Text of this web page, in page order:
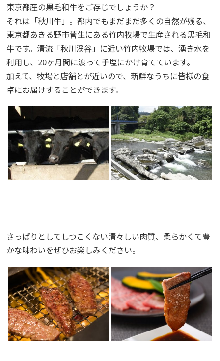
東京都産の黒毛和牛をご存じでしょうか？
それは「秋川牛」。都内でもまだまだ多くの自然が残る、
東京都あきる野市菅生にある竹内牧場で生産される黒毛和
牛です。清流「秋川渓谷」に近い竹内牧場では、湧き水を
利用し、20ヶ月間に渡って手塩にかけ育てています。
加えて、牧場と店舗とが近いので、新鮮なうちに皆様の食
卓にお届けすることができます。
さっぱりとしてしつこくない清々しい肉質、柔らかくて豊
かな味わいをぜひお楽しみください。